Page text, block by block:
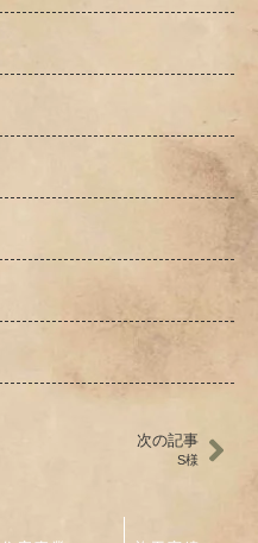
次の記事
S様